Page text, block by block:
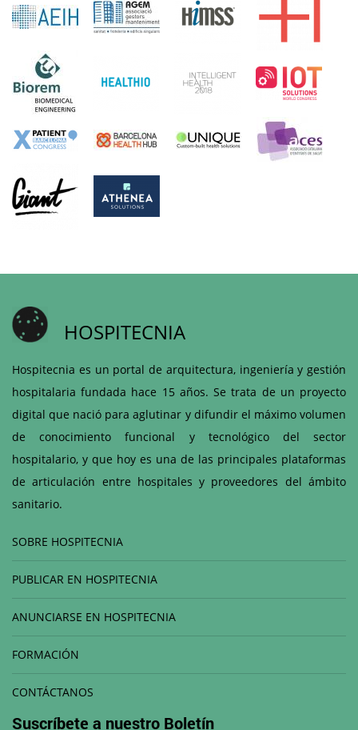
HOSPITECNIA
Hospitecnia es un portal de arquitectura, ingeniería y gestión
hospitalaria fundada hace 15 años. Se trata de un proyecto
digital que nació para aglutinar y difundir el máximo volumen
de conocimiento funcional y tecnológico del sector
hospitalario, y que hoy es una de las principales plataformas
de articulación entre hospitales y proveedores del ámbito
sanitario.
SOBRE HOSPITECNIA
PUBLICAR EN HOSPITECNIA
ANUNCIARSE EN HOSPITECNIA
FORMACIÓN
CONTÁCTANOS
Suscríbete a nuestro Boletín